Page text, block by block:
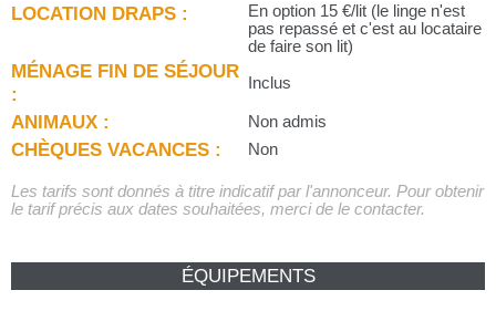
LOCATION DRAPS :
En option 15 €/lit (le linge n'est
pas repassé et c'est au locataire
de faire son lit)
MÉNAGE FIN DE SÉJOUR
:
Inclus
ANIMAUX : Non admis
CHÈQUES VACANCES : Non
Les tarifs sont donnés à titre indicatif par l'annonceur. Pour obtenir
le tarif précis aux dates souhaitées, merci de le contacter.
ÉQUIPEMENTS